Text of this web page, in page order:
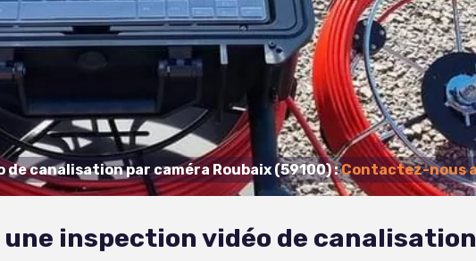
canalisation par caméra Roubaix (59100) :Contactez-nous
inspection vidéo de canalisation